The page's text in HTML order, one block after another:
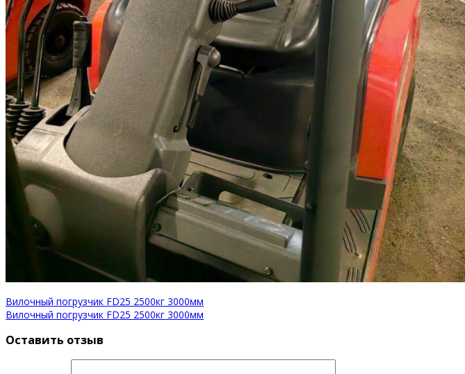
Вилочный погрузчик FD25 2500кг 3000мм
Вилочный погрузчик FD25 2500кг 3000мм
Оставить отзыв